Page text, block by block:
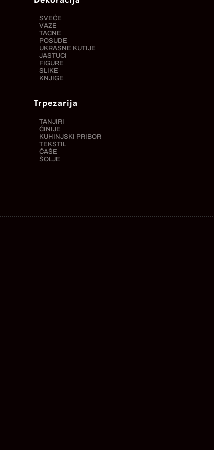
SVEĆE
VAZE
TACNE
POSUDE
UKRASNE KUTIJE
JASTUCI
FIGURE
SLIKE
KNJIGE
Trpezarija
TANJIRI
ČINIJE
KUHINJSKI PRIBOR
TEKSTIL
ČAŠE
ŠOLJE